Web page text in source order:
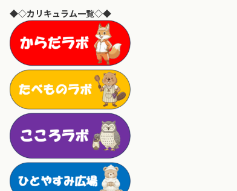
◆◇カリキュラム一覧◇◆